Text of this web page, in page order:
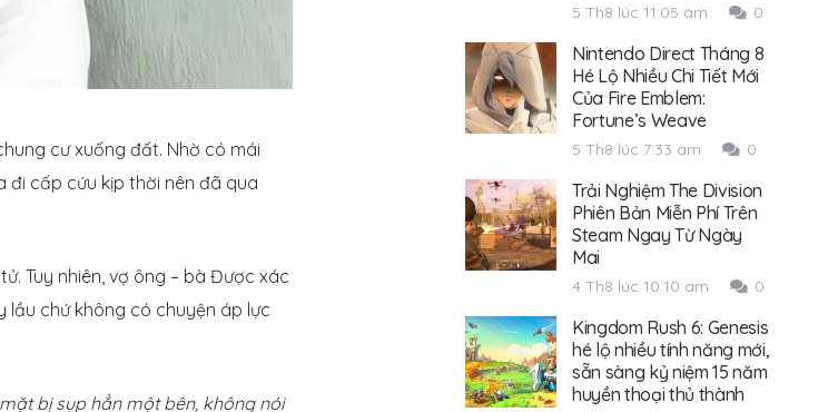
cư xuống đất. Nhờ có mái
đi cấp cứu kịp thời nên đã qua
Tuy nhiên, vợ ông – bà Được xác
lầu chứ không có chuyện áp lực
bị sụp hẳn một bên, không nói
5 Th8 lúc 11:05 am 0
Nintendo Direct Tháng 8
Hé Lộ Nhiều Chi Tiết Mới
Của Fire Emblem:
Fortune’s Weave
5 Th8 lúc 7:33 am 0
Trải Nghiệm The Division
Phiên Bản Miễn Phí Trên
Steam Ngay Từ Ngày
Mai
4 Th8 lúc 10:10 am 0
Kingdom Rush 6: Genesis
hé lộ nhiều tính năng mới,
sẵn sàng kỷ niệm 15 năm
huyền thoại thủ thành